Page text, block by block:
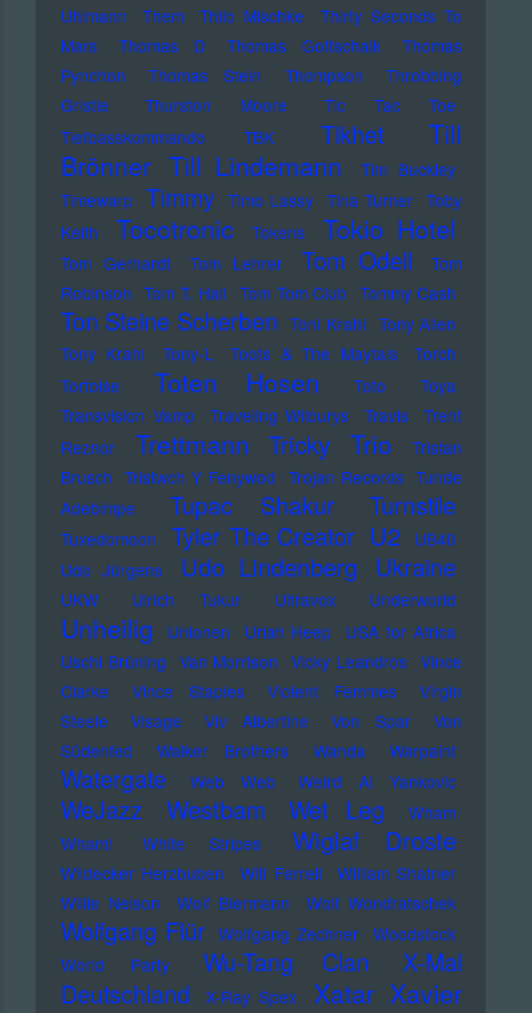
Uhlmann
Them Thilo Mischke
Thirty Seconds To
Mars
Thomas D Thomas Gottschalk
Thomas
Pynchon
Thomas Stein Thompson
Throbbing
Gristle
Thurston Moore
Tic Tac Toe
Tiefbasskommando TBK
Tikhet
Till
Brönner Till Lindemann
Tim Buckley
Timewarp Timmy Timo Lassy Tina Turner Toby
Keith
Tocotronic Tokens Tokio Hotel
Tom Gerhardt Tom Lehrer Tom Odell
Tom
Robinson Tom T. Hall Tom Tom Club Tommy Cash
Ton Steine Scherben Toni Krahl Tony Allen
Tony Krahl
Tony-L Toots & The Maytals
Torch
Tortoise
Toten Hosen Toto
Toya
Transvision Vamp
Traveling Wilburys Travis
Trent
Reznor
Trettmann Tricky Trio
Tristan
Brusch Tristwch Y Fenywod Trojan Records Tunde
Adebimpe
Tupac Shakur Turnstile
Tuxedomoon Tyler The Creator U2
UB40
Udo Jürgens
Udo Lindenberg Ukraine
UKW Ulrich Tukur Ultravox Underworld
Unheilig Unionen Uriah Heep
USA for Africa
Uschi Brüning Van Morrison Vicky Leandros Vince
Clarke
Vince Staples Violent Femmes
Virgin
Steele
Visage Viv Albertine Von Spar
Von
Südenfed
Walker Brothers Wanda Warpaint
Watergate Web Web Weird Al Yankovic
WeJazz Westbam Wet Leg
Wham
Wham!
White Stripes Wiglaf Droste
Wildecker Herzbuben Will Ferrell
William Shatner
Willie Nelson
Wolf Biermann Wolf Wondratschek
Wolfgang Flür Wolfgang Zechner
Woodstock
World Party
Wu-Tang Clan
X-Mal
Deutschland
X-Ray Spex Xatar Xavier